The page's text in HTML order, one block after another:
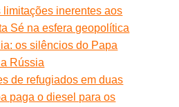
limitações inerentes aos
Sé na esfera geopolítica
os silêncios do Papa
Rússia
de refugiados em duas
paga o diesel para os